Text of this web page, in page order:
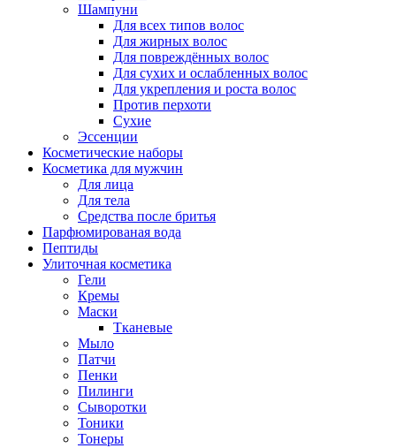
Шампуни
Для всех типов волос
Для жирных волос
Для повреждённых волос
Для сухих и ослабленных волос
Для укрепления и роста волос
Против перхоти
Сухие
Эссенции
Косметические наборы
Косметика для мужчин
Для лица
Для тела
Средства после бритья
Парфюмированая вода
Пептиды
Улиточная косметика
Гели
Кремы
Маски
Тканевые
Мыло
Патчи
Пенки
Пилинги
Сыворотки
Тоники
Тонеры